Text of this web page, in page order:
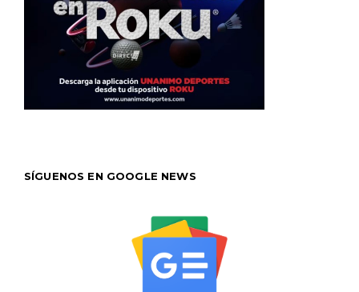
SÍGUENOS EN GOOGLE NEWS